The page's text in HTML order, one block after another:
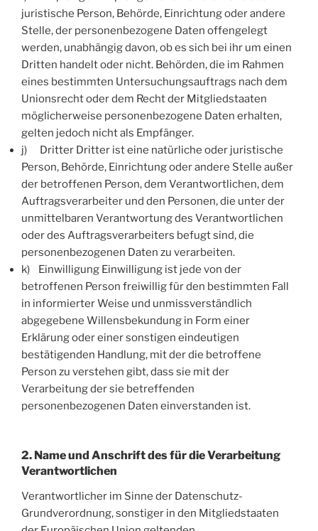
juristische Person, Behörde, Einrichtung oder andere
Stelle, der personenbezogene Daten offengelegt
werden, unabhängig davon, ob es sich bei ihr um einen
Dritten handelt oder nicht. Behörden, die im Rahmen
eines bestimmten Untersuchungsauftrags nach dem
Unionsrecht oder dem Recht der Mitgliedstaaten
möglicherweise personenbezogene Daten erhalten,
gelten jedoch nicht als Empfänger.
j) Dritter Dritter ist eine natürliche oder juristische
Person, Behörde, Einrichtung oder andere Stelle außer
der betroffenen Person, dem Verantwortlichen, dem
Auftragsverarbeiter und den Personen, die unter der
unmittelbaren Verantwortung des Verantwortlichen
oder des Auftragsverarbeiters befugt sind, die
personenbezogenen Daten zu verarbeiten.
k) Einwilligung Einwilligung ist jede von der
betroffenen Person freiwillig für den bestimmten Fall
in informierter Weise und unmissverständlich
abgegebene Willensbekundung in Form einer
Erklärung oder einer sonstigen eindeutigen
bestätigenden Handlung, mit der die betroffene
Person zu verstehen gibt, dass sie mit der
Verarbeitung der sie betreffenden
personenbezogenen Daten einverstanden ist.
2. Name und Anschrift des für die Verarbeitung
Verantwortlichen
Verantwortlicher im Sinne der Datenschutz-
Grundverordnung, sonstiger in den Mitgliedstaaten